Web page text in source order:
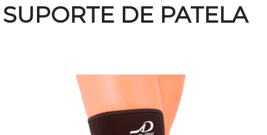
SUPORTE DE PATELA